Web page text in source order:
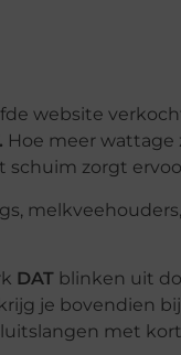
website
Hoe meer wattage
zorgt
DAT blinken uit
krijg je bovendien
met